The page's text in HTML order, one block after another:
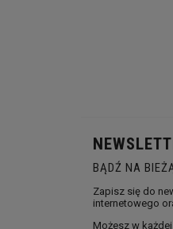
BĄDŹ NA
Zapisz się do
internetowego
Możesz w